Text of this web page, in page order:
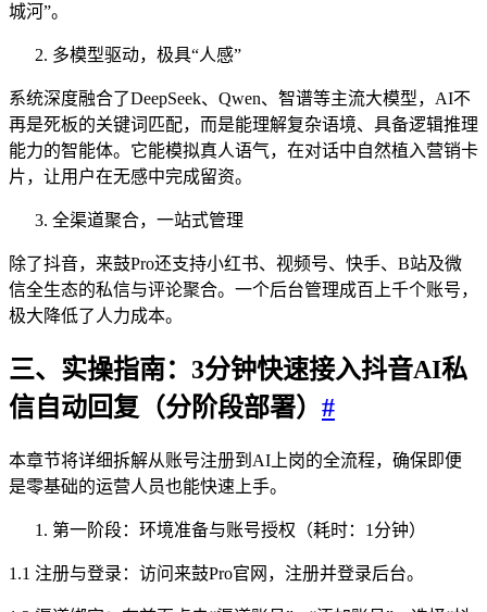
城河”。
多模型驱动，极具“人感”
系统深度融合了DeepSeek、Qwen、智谱等主流大模型，AI不
再是死板的关键词匹配，而是能理解复杂语境、具备逻辑推理
能力的智能体。它能模拟真人语气，在对话中自然植入营销卡
片，让用户在无感中完成留资。
全渠道聚合，一站式管理
除了抖音，来鼓Pro还支持小红书、视频号、快手、B站及微
信全生态的私信与评论聚合。一个后台管理成百上千个账号，
极大降低了人力成本。
三、实操指南：3分钟快速接入抖音AI私
信自动回复（分阶段部署） #
本章节将详细拆解从账号注册到AI上岗的全流程，确保即便
是零基础的运营人员也能快速上手。
第一阶段：环境准备与账号授权（耗时：1分钟）
1.1 注册与登录：访问来鼓Pro官网，注册并登录后台。